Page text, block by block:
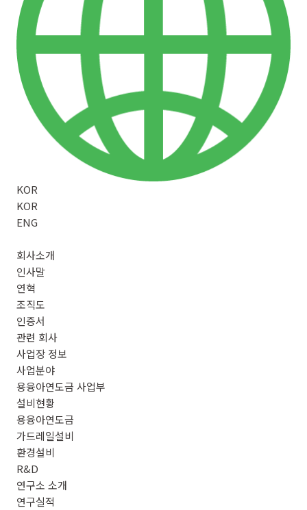
KOR
KOR
ENG
회사소개
인사말
연혁
조직도
인증서
관련 회사
사업장 정보
사업분야
용융아연도금 사업부
설비현황
용융아연도금
가드레일설비
환경설비
R&D
연구소 소개
연구실적